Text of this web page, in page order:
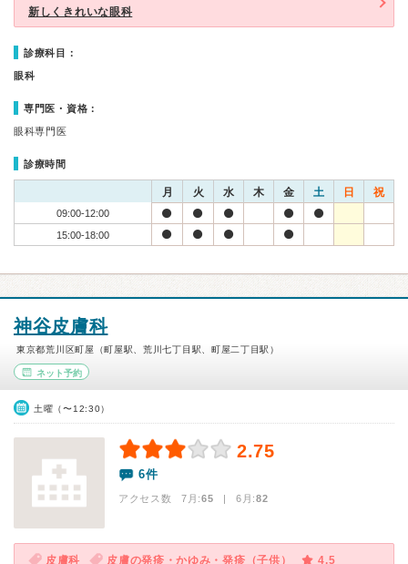
新しくきれいな眼科
診療科目：
眼科
専門医・資格：
眼科専門医
診療時間
月 火 水 木 金 土 日 祝
09:00-12:00
15:00-18:00
神谷皮膚科
東京都荒川区町屋（町屋駅、荒川七丁目駅、町屋二丁目駅）
ネット予約
土曜（〜12:30）
2.75
6件
アクセス数 7月:65 | 6月:82
皮膚科 皮膚の発疹・かゆみ・発疹（子供）
4.5